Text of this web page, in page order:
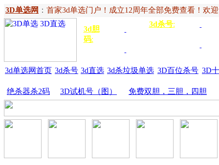
3D单选网 ： 首家3d单选门户！成立12周年全部免费查看！欢
3d胆
码:
3d杀号:
3d单选网首页 3d杀号 3d直选 3d杀垃圾单选 3D百位杀号 3D
绝杀器杀2码 3D试机号（图） 免费双胆，三胆，四胆